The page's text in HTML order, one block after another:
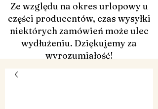
Ze względu na okres urlopowy u
części producentów, czas wysyłki
niektórych zamówień może ulec
wydłużeniu. Dziękujemy za
wyrozumiałość!